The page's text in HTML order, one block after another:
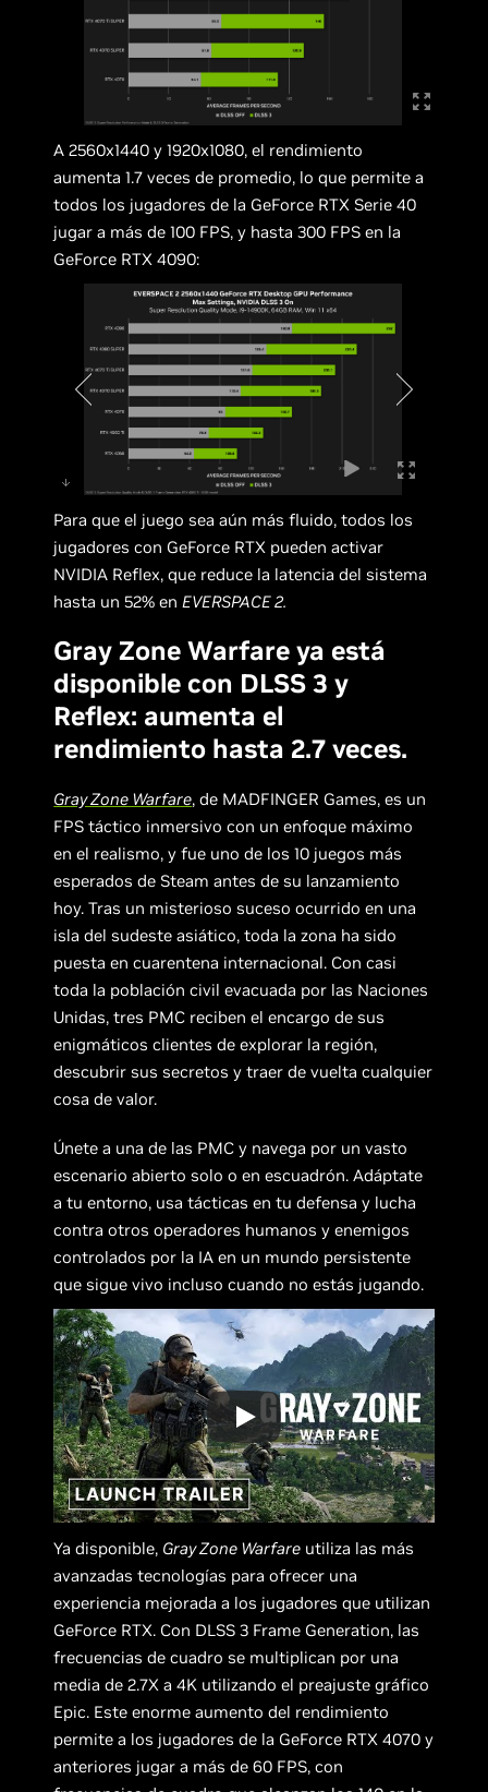
A 2560x1440 y 1920x1080, el rendimiento
aumenta 1.7 veces de promedio, lo que permite a
todos los jugadores de la GeForce RTX Serie 40
jugar a más de 100 FPS, y hasta 300 FPS en la
GeForce RTX 4090:
Para que el juego sea aún más fluido, todos los
jugadores con GeForce RTX pueden activar
NVIDIA Reflex, que reduce la latencia del sistema
hasta un 52% en EVERSPACE 2.
Gray Zone Warfare ya está
disponible con DLSS 3 y
Reflex: aumenta el
rendimiento hasta 2.7 veces.
Gray Zone Warfare, de MADFINGER Games, es un
FPS táctico inmersivo con un enfoque máximo
en el realismo, y fue uno de los 10 juegos más
esperados de Steam antes de su lanzamiento
hoy. Tras un misterioso suceso ocurrido en una
isla del sudeste asiático, toda la zona ha sido
puesta en cuarentena internacional. Con casi
toda la población civil evacuada por las Naciones
Unidas, tres PMC reciben el encargo de sus
enigmáticos clientes de explorar la región,
descubrir sus secretos y traer de vuelta cualquier
cosa de valor.
Únete a una de las PMC y navega por un vasto
escenario abierto solo o en escuadrón. Adáptate
a tu entorno, usa tácticas en tu defensa y lucha
contra otros operadores humanos y enemigos
controlados por la IA en un mundo persistente
que sigue vivo incluso cuando no estás jugando.
Ya disponible, Gray Zone Warfare utiliza las más
avanzadas tecnologías para ofrecer una
experiencia mejorada a los jugadores que utilizan
GeForce RTX. Con DLSS 3 Frame Generation, las
frecuencias de cuadro se multiplican por una
media de 2.7X a 4K utilizando el preajuste gráfico
Epic. Este enorme aumento del rendimiento
permite a los jugadores de la GeForce RTX 4070 y
anteriores jugar a más de 60 FPS, con